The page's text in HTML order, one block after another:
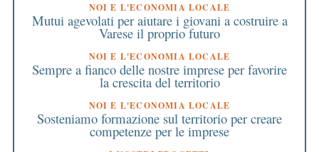
NOI E L'ECONOMIA LOCALE
Mutui agevolati per aiutare i giovani a costruire a
Varese il proprio futuro
NOI E L'ECONOMIA LOCALE
Sempre a fianco delle nostre imprese per favorire
la crescita del territorio
NOI E L'ECONOMIA LOCALE
Sosteniamo formazione sul territorio per creare
competenze per le imprese